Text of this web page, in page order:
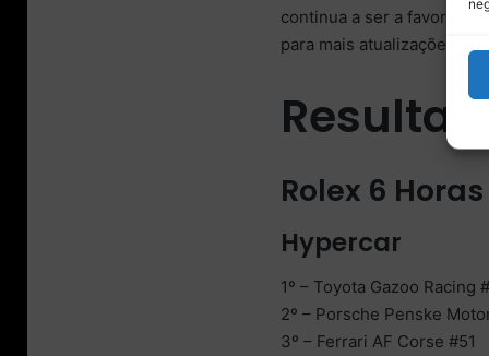
continua a ser a favorita,
para mais atualizações e
Rolex 6
Hypercar
1º – Toyota Gazoo Racing
2º – Porsche Penske
3º – Ferrari AF Corse #51